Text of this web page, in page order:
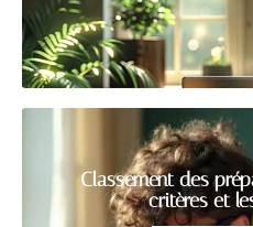
Classement des
critères et